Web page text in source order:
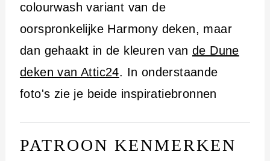
colourwash variant van de
oorspronkelijke Harmony deken, maar
dan gehaakt in de kleuren van de Dune
deken van Attic24. In onderstaande
foto's zie je beide inspiratiebronnen
PATROON KENMERKEN